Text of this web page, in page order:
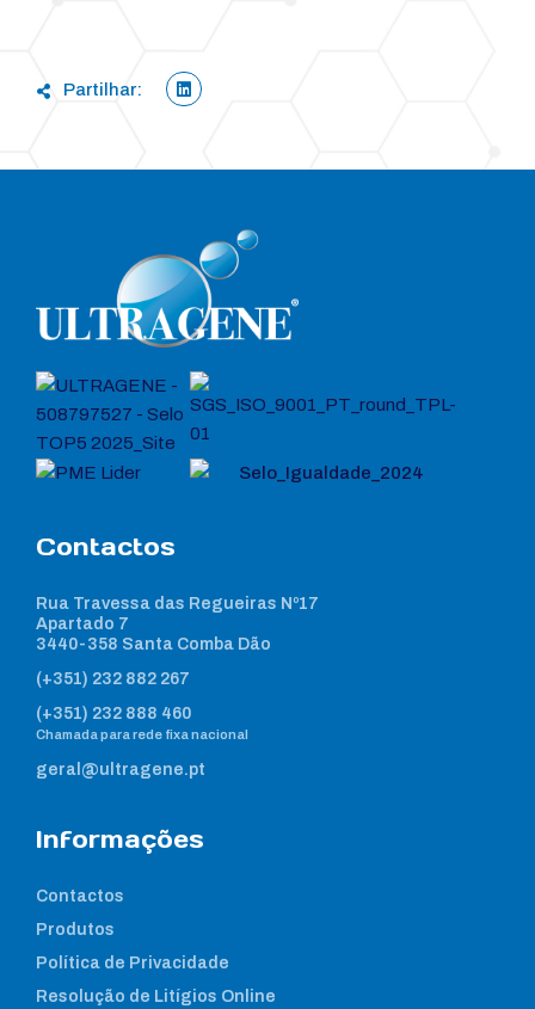
Partilhar:
Contactos
Rua Travessa das Regueiras Nº17
Apartado 7
3440-358 Santa Comba Dão
(+351) 232 882 267
(+351) 232 888 460
Chamada para rede fixa nacional
geral@ultragene.pt
Informações
Contactos
Produtos
Política de Privacidade
Resolução de Litígios Online